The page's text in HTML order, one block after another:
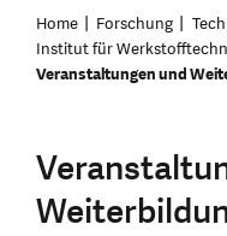
Home Forschung
Institut für
Veranstaltungen und